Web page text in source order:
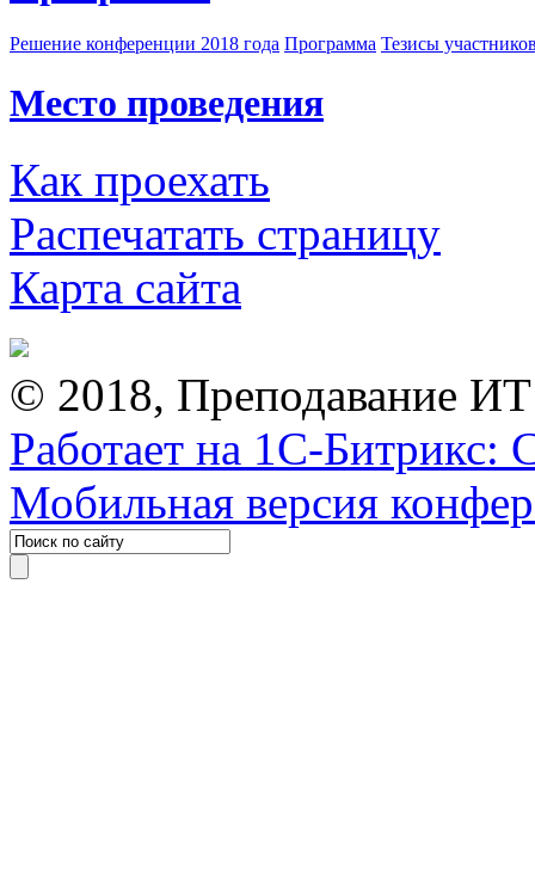
Решение конференции 2018 года Программа Тезисы
Место проведения
Как проехать
Распечатать страницу
Карта сайта
© 2018, Преподавание
Работает на 1С-Битрикс:
Мобильная версия